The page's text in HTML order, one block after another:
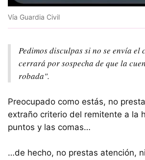
Vía Guardia Civil
Pedimos disculpas si no se envía el
cerrará por sospecha de que la
robada".
Preocupado como estás, no
extraño criterio del remitente a la
puntos y las comas…
…de hecho, no prestas atención,